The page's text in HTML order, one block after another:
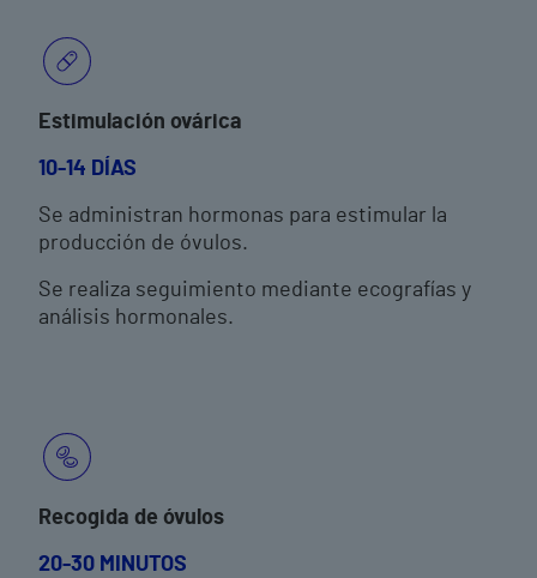
Estimulación ovárica
10-14 DÍAS
Se administran hormonas para estimular la
producción de óvulos.
Se realiza seguimiento mediante ecografías y
análisis hormonales.
Recogida de óvulos
20-30 MINUTOS